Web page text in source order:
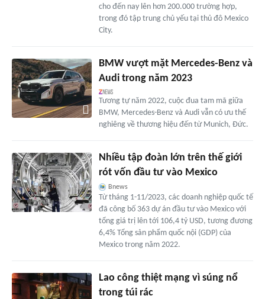
cho đến nay lên hơn 200.000 trường hợp,
trong đó tập trung chủ yếu tại thủ đô Mexico
City.
BMW vượt mặt Mercedes-Benz và
Audi trong năm 2023
Tương tự năm 2022, cuộc đua tam mã giữa
BMW, Mercedes-Benz và Audi vẫn có ưu thế
nghiêng về thương hiệu đến từ Munich, Đức.
Nhiều tập đoàn lớn trên thế giới
rót vốn đầu tư vào Mexico
Bnews
Từ tháng 1-11/2023, các doanh nghiệp quốc tế
đã công bố 363 dự án đầu tư vào Mexico với
tổng giá trị lên tới 106,4 tỷ USD, tương đương
6,4% Tổng sản phẩm quốc nội (GDP) của
Mexico trong năm 2022.
Lao công thiệt mạng vì súng nổ
trong túi rác